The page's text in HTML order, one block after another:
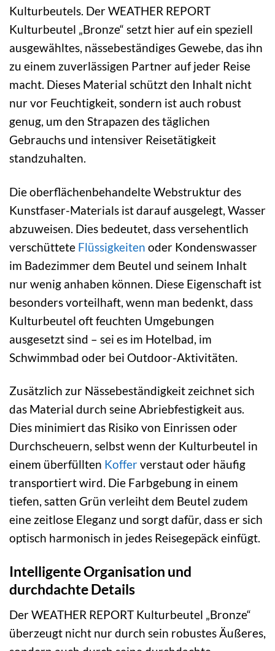
Kulturbeutels. Der WEATHER REPORT
Kulturbeutel „Bronze“ setzt hier auf ein speziell
ausgewähltes, nässebeständiges Gewebe, das ihn
zu einem zuverlässigen Partner auf jeder Reise
macht. Dieses Material schützt den Inhalt nicht
nur vor Feuchtigkeit, sondern ist auch robust
genug, um den Strapazen des täglichen
Gebrauchs und intensiver Reisetätigkeit
standzuhalten.
Die oberflächenbehandelte Webstruktur des
Kunstfaser-Materials ist darauf ausgelegt, Wasser
abzuweisen. Dies bedeutet, dass versehentlich
verschüttete Flüssigkeiten oder Kondenswasser
im Badezimmer dem Beutel und seinem Inhalt
nur wenig anhaben können. Diese Eigenschaft ist
besonders vorteilhaft, wenn man bedenkt, dass
Kulturbeutel oft feuchten Umgebungen
ausgesetzt sind – sei es im Hotelbad, im
Schwimmbad oder bei Outdoor-Aktivitäten.
Zusätzlich zur Nässebeständigkeit zeichnet sich
das Material durch seine Abriebfestigkeit aus.
Dies minimiert das Risiko von Einrissen oder
Durchscheuern, selbst wenn der Kulturbeutel in
einem überfüllten Kofferverstaut oder häufig
transportiert wird. Die Farbgebung in einem
tiefen, satten Grün verleiht dem Beutel zudem
eine zeitlose Eleganz und sorgt dafür, dass er sich
optisch harmonisch in jedes Reisegepäck einfügt.
Intelligente Organisation und
durchdachte Details
Der WEATHER REPORT Kulturbeutel „Bronze“
überzeugt nicht nur durch sein robustes Äußeres,